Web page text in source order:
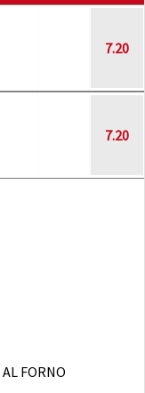
7.20
7.20
AL FORNO